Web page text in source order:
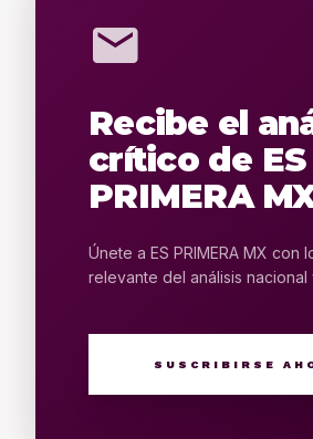
mail
Recibe el
crítico de ES
PRIMERA
Únete a ES PRIMERA MX con
relevante del análisis nacional
SUSCRIBIRSE